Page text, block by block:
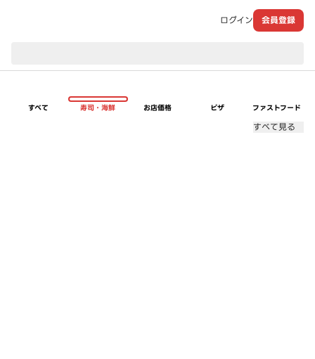
ログイン 会員登録
すべて 寿司・海鮮 お店価格 ピザ ファストフード
すべて見る